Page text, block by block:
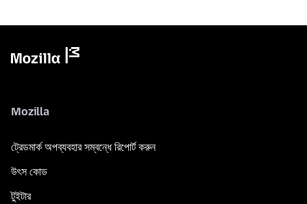
Mozilla
ট্রেডমার্ক অপব্যবহার সম্বন্ধে রিপোর্ট করুন
উৎস কোড
টুইটার